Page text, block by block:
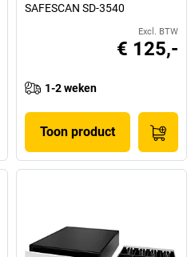
SAFESCAN SD-3540
Excl. BTW
€ 125,-
1-2 weken
Toon product